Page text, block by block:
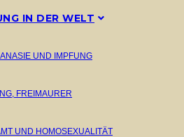
IN DER WELT
UND IMPFUNG
FREIMAURER
UND HOMOSEXUALITÄT